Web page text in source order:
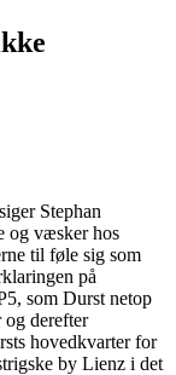
Stephan
og væsker hos
til føle sig som
på
som Durst netop
derefter
hovedkvarter for
by Lienz i det